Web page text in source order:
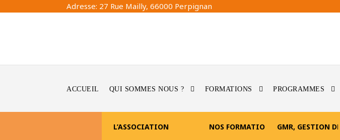
Adresse: 27 Rue Mailly, 66000 Perpignan
ACCUEIL QUI SOMMES NOUS ?
L’ASSOCIATION
FORMATIONS
NOS FORMATIONS
PROGRAMMES
GMR, GESTION